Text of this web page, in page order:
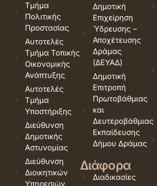
Τμήμα
Πολιτικής
Προστασίας
Αυτοτελές
Τμήμα Τοπικής
Οικονομικής
Ανάπτυξης
Αυτοτελές
Τμήμα
Υποστήριξης
Διεύθυνση
Δημοτικής
Αστυνομίας
Διεύθυνση
Διοικητικών
Υπηρεσιών
Δημοτική
Επιχείρηση
Ύδρευσης –
Αποχέτευσης
Δράμας
(ΔΕΥΑΔ)
Δημοτική
Επιτροπή
Πρωτοβάθμιας
και
Δευτεροβάθμιας
Εκπαίδευσης
Δήμου Δράμας
Διάφορα
Διαδικασίες